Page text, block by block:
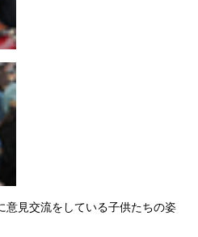
意見交流をしている子供たちの姿